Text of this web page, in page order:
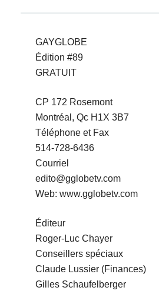
GAYGLOBE
Édition #89
GRATUIT
CP 172 Rosemont
Montréal, Qc H1X 3B7
Téléphone et Fax
514-728-6436
Courriel
edito@gglobetv.com
Web: www.gglobetv.com
Éditeur
Roger-Luc Chayer
Conseillers spéciaux
Claude Lussier (Finances)
Gilles Schaufelberger